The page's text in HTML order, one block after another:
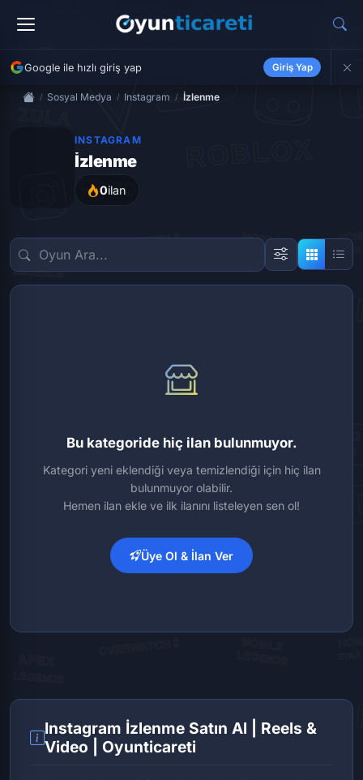
Google ile hızlı giriş yap Giriş Yap
Sosyal Medya Instagram İzlenme
INSTAGRAM
İzlenme
0ilan
Bu kategoride hiç ilan bulunmuyor.
Kategori yeni eklendiği veya temizlendiği için hiç ilan
bulunmuyor olabilir.
Hemen ilan ekle ve ilk ilanını listeleyen sen ol!
Üye Ol & İlan Ver
Instagram İzlenme Satın Al | Reels &
Video | Oyunticareti